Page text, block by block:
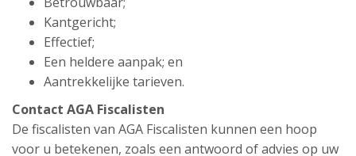
Kantgericht;
Effectief;
Een heldere aanpak; en
Aantrekkelijke tarieven.
Contact AGA Fiscalisten
De fiscalisten van AGA Fiscalisten kunnen een hoop
voor u betekenen, zoals een antwoord of advies op uw